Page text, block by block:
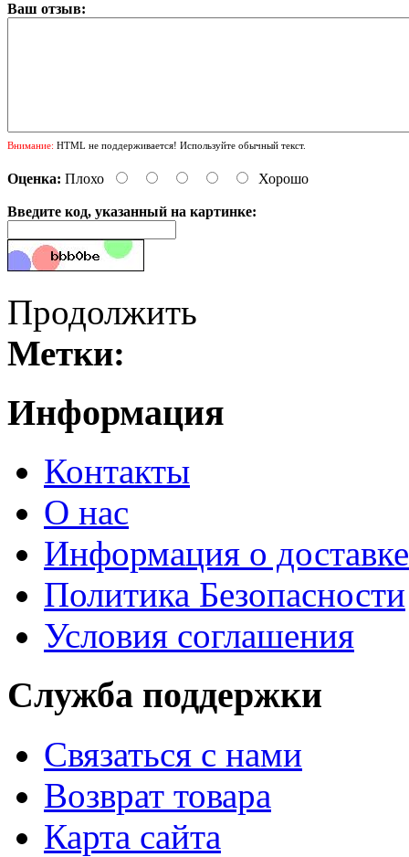
Ваш отзыв:
Внимание: HTML не поддерживается! Используйте обычный текст.
Оценка: Плохо Хорошо
Введите код, указанный на картинке:
Продолжить
Метки:
Информация
Контакты
О нас
Информация о доставке
Политика Безопасности
Условия соглашения
Служба поддержки
Связаться с нами
Возврат товара
Карта сайта